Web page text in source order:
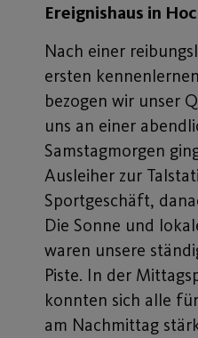
Ereignishaus in
Nach einer
ersten
bezogen wir unser
uns an einer
Samstagmorgen
Ausleiher zur
Sportgeschäft,
Die Sonne und
waren unsere
Piste. In der
konnten sich alle
am Nachmittag